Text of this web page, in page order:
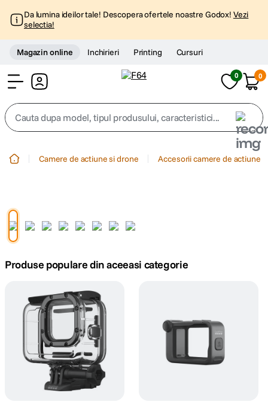
Da lumina ideilor tale! Descopera ofertele noastre Godox! Vezi
selectia!
Magazin online Inchirieri Printing Cursuri
0 0
Cauta dupa model, tipul produsului, caracteristici...
4. peak design
5. canon sx740 hs
lavaliera
7. card memorie
dji mic mini
Camere de actiune si drone Accesorii camere de actiune
Produse populare din aceeasi categorie